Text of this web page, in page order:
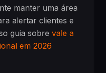
manter uma área
alertar clientes e
guia sobre vale a
em 2026